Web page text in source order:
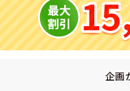
企画